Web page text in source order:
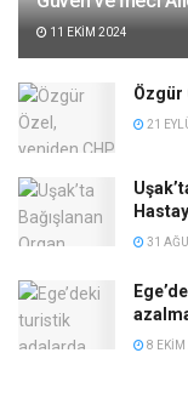
11 EKIM 2024
Özgür
21
31
8